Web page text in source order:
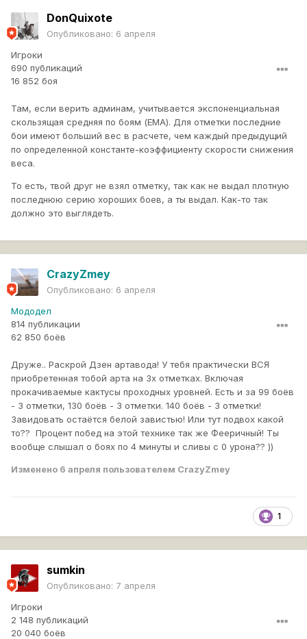
DonQuixote
Опубликовано: 6 апреля
Игроки
690 публикаций
16 852 боя
Там, если верить админам, учитывается экспоненциальная
скользящая средняя по боям (EMA). Для отметки последние
бои имеют больший вес в расчете, чем каждый предыдущий
по определенной константе-коэффициенту скорости снижения
веса.
То есть, твой друг не взял отметку, так как не выдал плотную
последнюю серию хороших боев, а ты выдал. Как-то так
должно это выглядеть.
CrazyZmey
Опубликовано: 6 апреля
Мододел
814 публикации
62 850 боёв
Друже.. Раскрой Дзен артавода! У тебя практически ВСЯ
приобретенная тобой арта на 3х отметках. Включая
прокачиваемые кактусы проходных уровней. Есть и за 99 боёв
- 3 отметки, 130 боёв - 3 отметки. 140 боёв - 3 отметки!
Завидовать остаётся белой завистью! Или тут подвох какой
то?? Процент побед на этой технике так же Фееричный! Ты
вообще слышал о боях по 4 минуты и сливы с 0 урона?? ))
Изменено 6 апреля пользователем CrazyZmey
1
sumkin
Опубликовано: 7 апреля
Игроки
2 148 публикаций
20 040 боёв